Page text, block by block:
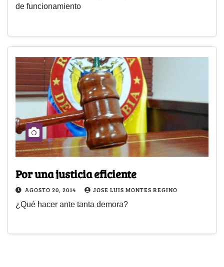
de funcionamiento
Por una justicia eficiente
AGOSTO 20, 2014 JOSE LUIS MONTES REGINO
¿Qué hacer ante tanta demora?